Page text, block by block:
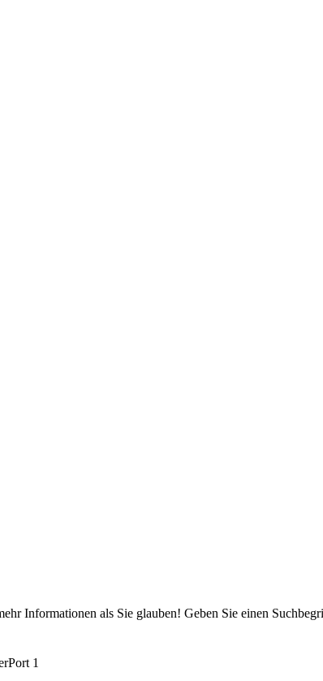
Informationen als Sie glauben! Geben Sie einen
1